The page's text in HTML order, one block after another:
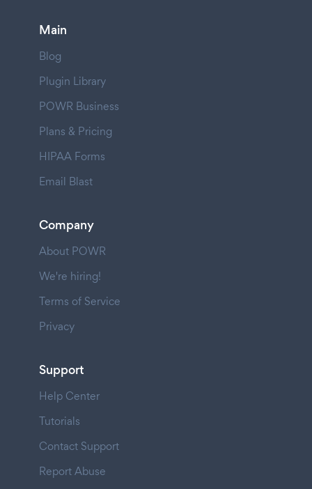
Main
Blog
Plugin Library
POWR Business
Plans & Pricing
HIPAA Forms
Email Blast
Company
About POWR
We're hiring!
Terms of Service
Privacy
Support
Help Center
Tutorials
Contact Support
Report Abuse